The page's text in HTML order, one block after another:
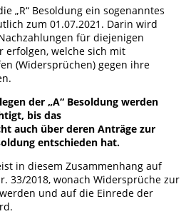
„R“ Besoldung ein sogenanntes
zum 01.07.2021. Darin wird
für diejenigen
erfolgen, welche sich mit
(Widersprüchen) gegen ihre
der „A“ Besoldung werden
bis das
auch über deren Anträge zur
entschieden hat.
in diesem Zusammenhang auf
33/2018, wonach Widersprüche zur
und auf die Einrede der